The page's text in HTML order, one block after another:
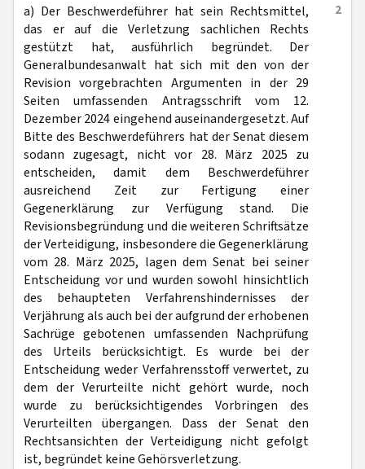
2
a) Der Beschwerdeführer hat sein Rechtsmittel,
das er auf die Verletzung sachlichen Rechts
gestützt hat, ausführlich begründet. Der
Generalbundesanwalt hat sich mit den von der
Revision vorgebrachten Argumenten in der 29
Seiten umfassenden Antragsschrift vom 12.
Dezember 2024 eingehend auseinandergesetzt. Auf
Bitte des Beschwerdeführers hat der Senat diesem
sodann zugesagt, nicht vor 28. März 2025 zu
entscheiden, damit dem Beschwerdeführer
ausreichend Zeit zur Fertigung einer
Gegenerklärung zur Verfügung stand. Die
Revisionsbegründung und die weiteren Schriftsätze
der Verteidigung, insbesondere die Gegenerklärung
vom 28. März 2025, lagen dem Senat bei seiner
Entscheidung vor und wurden sowohl hinsichtlich
des behaupteten Verfahrenshindernisses der
Verjährung als auch bei der aufgrund der erhobenen
Sachrüge gebotenen umfassenden Nachprüfung
des Urteils berücksichtigt. Es wurde bei der
Entscheidung weder Verfahrensstoff verwertet, zu
dem der Verurteilte nicht gehört wurde, noch
wurde zu berücksichtigendes Vorbringen des
Verurteilten übergangen. Dass der Senat den
Rechtsansichten der Verteidigung nicht gefolgt
ist, begründet keine Gehörsverletzung.